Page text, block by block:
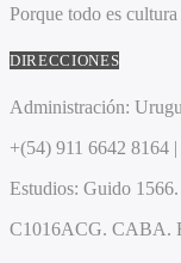
Porque todo es
DIRECCIONES
Administración:
+(54) 911 6642 8164 |
Estudios: Guido 1566.
C1016ACG. CABA.